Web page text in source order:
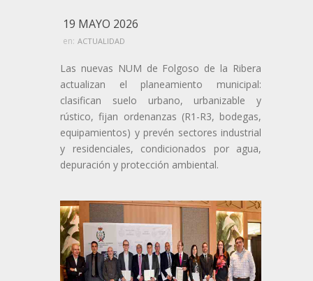
19 MAYO 2026
en: ACTUALIDAD
Las nuevas NUM de Folgoso de la Ribera
actualizan el planeamiento municipal:
clasifican suelo urbano, urbanizable y
rústico, fijan ordenanzas (R1-R3, bodegas,
equipamientos) y prevén sectores industrial
y residenciales, condicionados por agua,
depuración y protección ambiental.